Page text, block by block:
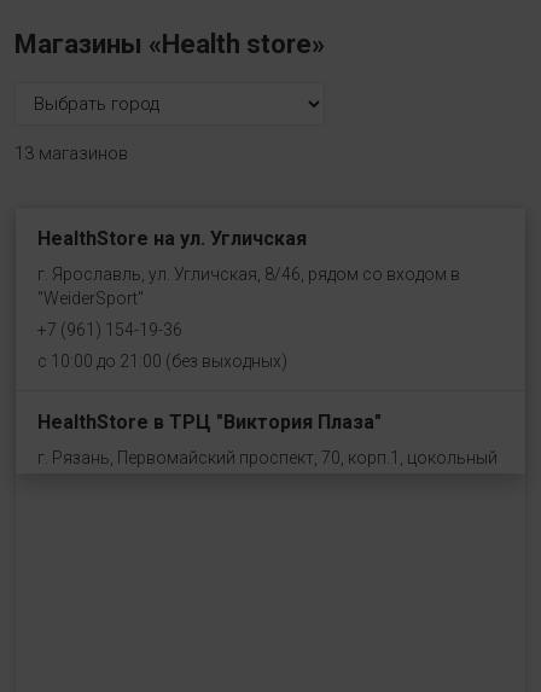
Магазины «Health store»
13 магазинов
HealthStore на ул. Угличская
г. Ярославль, ул. Угличская, 8/46, рядом со входом в
"WeiderSport"
+7 (961) 154-19-36
с 10:00 до 21:00 (без выходных)
HealthStore в ТРЦ "Виктория Плаза"
г. Рязань, Первомайский проспект, 70, корп.1, цокольный